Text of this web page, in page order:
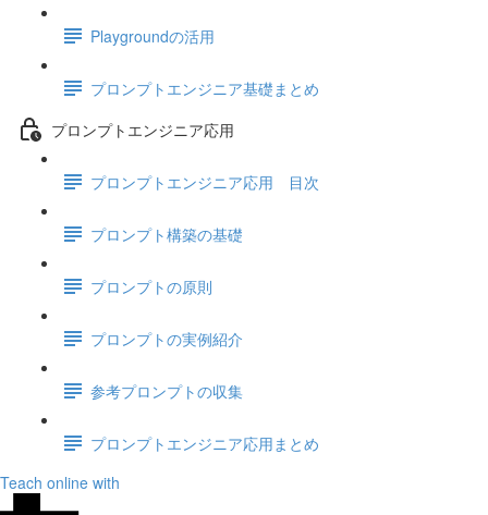
Playgroundの活用
プロンプトエンジニア基礎まとめ
プロンプトエンジニア応用
プロンプトエンジニア応用 目次
プロンプト構築の基礎
プロンプトの原則
プロンプトの実例紹介
参考プロンプトの収集
プロンプトエンジニア応用まとめ
Teach online with